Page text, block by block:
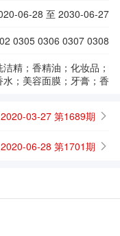
06-28 至 2030-06-27
0305 0306 0307 0308
精；香精油；化妆品；
；美容面膜；牙膏；香
2020-03-27 第1689期
2020-06-28 第1701期